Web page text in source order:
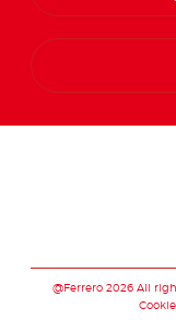
@Ferrero 2026 All